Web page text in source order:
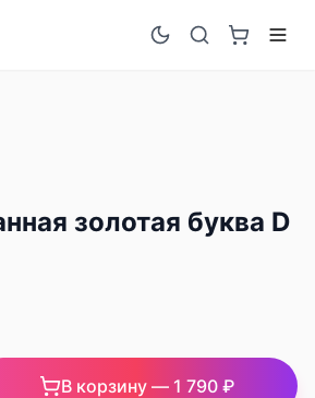
золотая буква D
В корзину — 1 790 ₽